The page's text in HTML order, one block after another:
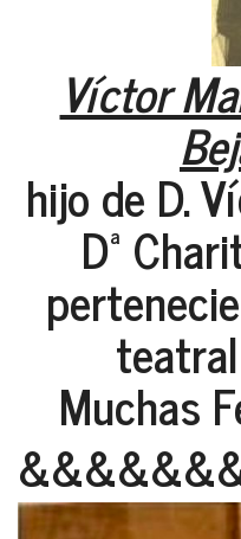
Víctor
hijo de D.
Dª
Muchas